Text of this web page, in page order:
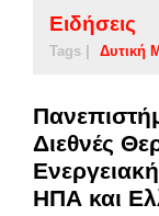
Ειδήσεις
Tags | Δυτική
Διεθνές
ΗΠΑ και